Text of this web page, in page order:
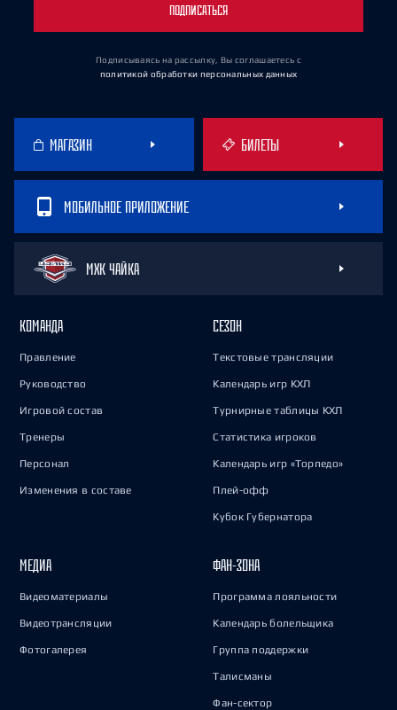
ПОДПИСАТЬСЯ
Подписываясь на рассылку, Вы соглашаетесь с
политикой обработки персональных данных
МАГАЗИН БИЛЕТЫ
МОБИЛЬНОЕ ПРИЛОЖЕНИЕ
МХК ЧАЙКА
КОМАНДА
Правление
Руководство
Игровой состав
Тренеры
Персонал
Изменения в составе
СЕЗОН
Текстовые трансляции
Календарь игр КХЛ
Турнирные таблицы КХЛ
Статистика игроков
Календарь игр «Торпедо»
Плей-офф
Кубок Губернатора
МЕДИА
Видеоматериалы
Видеотрансляции
Фотогалерея
ФАН-ЗОНА
Программа лояльности
Календарь болельщика
Группа поддержки
Талисманы
Фан-сектор